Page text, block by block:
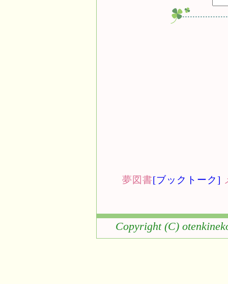
夢図書[ブックトーク]
Copyright (C)